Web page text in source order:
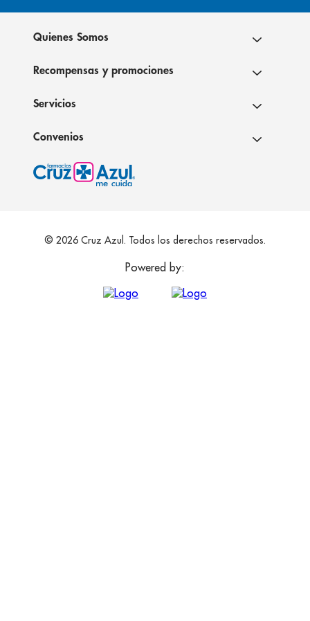
Quienes Somos
Recompensas y promociones
Servicios
Convenios
© 2026 Cruz Azul. Todos los derechos reservados.
Powered by: